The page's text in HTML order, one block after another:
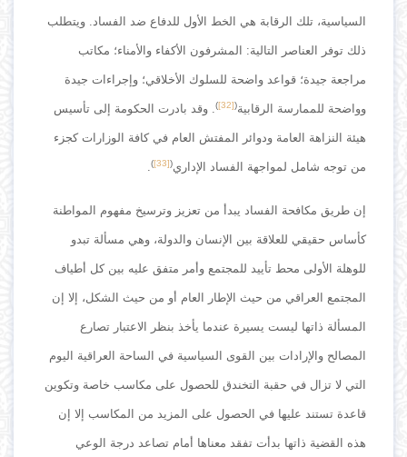
السياسية، تلك الرقابة هي الخط الأول للدفاع ضد الفساد. ويتطلب
ذلك توفر العناصر التالية: المشرفون الأكفاء والأمناء؛ مكاتب
مراجعة جيدة؛ قواعد واضحة للسلوك الأخلاقي؛ وإجراءات جيدة
وواضحة للممارسة الرقابية(
[32]
). وقد بادرت الحكومة إلى تأسيس
هيئة النزاهة العامة ودوائر المفتش العام في كافة الوزارات كجزء
من توجه شامل لمواجهة الفساد الإداري(
[33]
)
.
إن طريق مكافحة الفساد يبدأ من تعزيز وترسيخ مفهوم المواطنة
كأساس حقيقي للعلاقة بين الإنسان والدولة، وهي مسألة تبدو
للوهلة الأولى محط تأييد للمجتمع وأمر متفق عليه بين كل أطياف
المجتمع العراقي من حيث الإطار العام أو من حيث الشكل، إلا إن
المسألة ذاتها ليست يسيرة عندما يأخذ بنظر الاعتبار تصارع
المصالح والإرادات بين القوى السياسية في الساحة العراقية اليوم
التي لا تزال في حقبة التخندق للحصول على مكاسب خاصة وتكوين
قاعدة تستند عليها في الحصول على المزيد من المكاسب إلا إن
هذه القضية ذاتها بدأت تفقد معناها أمام تصاعد درجة الوعي